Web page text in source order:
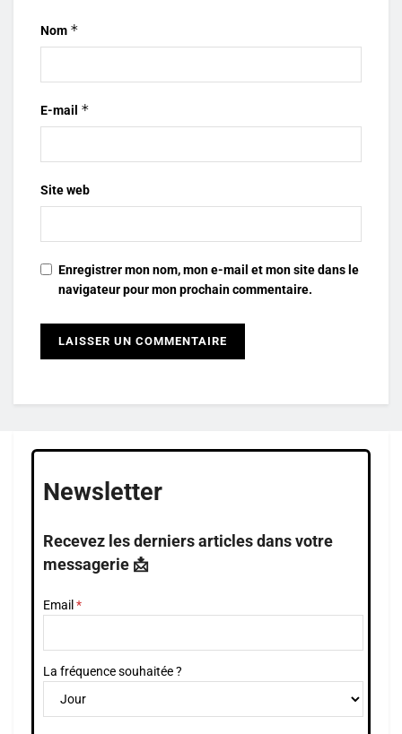
Nom *
E-mail *
Site web
Enregistrer mon nom, mon e-mail et mon site dans le
navigateur pour mon prochain commentaire.
Newsletter
Recevez les derniers articles dans votre
messagerie 📩
Email
La fréquence souhaitée ?